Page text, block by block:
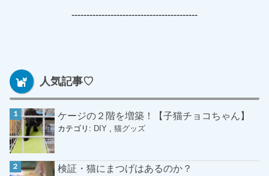
------------------------------------------
人気記事♡
ケージの２階を増築！【子猫チョコちゃん】
カテゴリ: DIY ,猫グッズ
検証・猫にまつげはあるのか？